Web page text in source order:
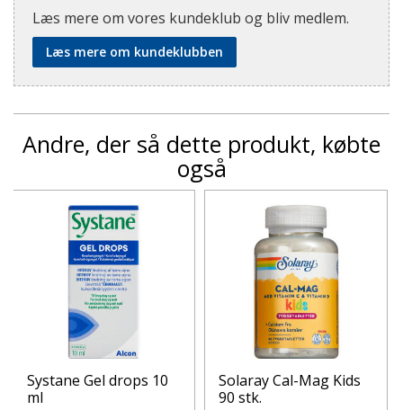
Læs mere om vores kundeklub og bliv medlem.
Læs mere om kundeklubben
Andre, der så dette produkt, købte
også
Systane Gel drops 10
ml
Solaray Cal-Mag Kids
90 stk.